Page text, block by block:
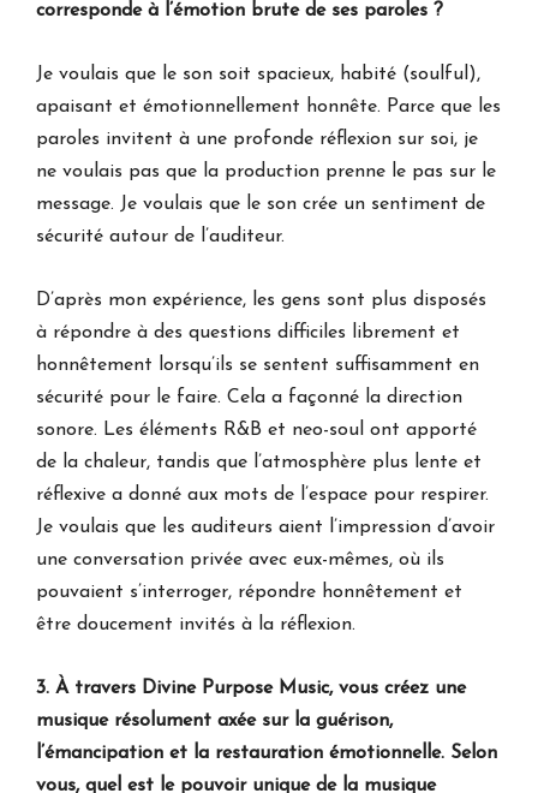
corresponde à l’émotion brute de ses paroles ?
Je voulais que le son soit spacieux, habité (soulful),
apaisant et émotionnellement honnête. Parce que les
paroles invitent à une profonde réflexion sur soi, je
ne voulais pas que la production prenne le pas sur le
message. Je voulais que le son crée un sentiment de
sécurité autour de l’auditeur.
D’après mon expérience, les gens sont plus disposés
à répondre à des questions difficiles librement et
honnêtement lorsqu’ils se sentent suffisamment en
sécurité pour le faire. Cela a façonné la direction
sonore. Les éléments R&B et neo-soul ont apporté
de la chaleur, tandis que l’atmosphère plus lente et
réflexive a donné aux mots de l’espace pour respirer.
Je voulais que les auditeurs aient l’impression d’avoir
une conversation privée avec eux-mêmes, où ils
pouvaient s’interroger, répondre honnêtement et
être doucement invités à la réflexion.
3. À travers Divine Purpose Music, vous créez une
musique résolument axée sur la guérison,
l’émancipation et la restauration émotionnelle. Selon
vous, quel est le pouvoir unique de la musique